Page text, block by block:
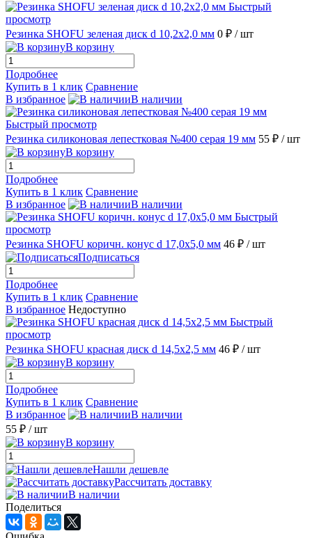
Быстрый
просмотр
Резинка SHOFU зеленая диск d 10,2х2,0 мм 0 ₽ / шт
В корзину
Подробнее
Купить в 1 клик Сравнение
В избранное
В наличии
Быстрый просмотр
Резинка силиконовая лепестковая №400 серая 19 мм 55 ₽ / шт
В корзину
Подробнее
Купить в 1 клик Сравнение
В избранное
В наличии
Быстрый
просмотр
Резинка SHOFU коричн. конус d 17,0х5,0 мм 46 ₽ / шт
Подписаться
Подробнее
Купить в 1 клик Сравнение
В избранное Недоступно
Быстрый
просмотр
Резинка SHOFU красная диск d 14,5х2,5 мм 46 ₽ / шт
В корзину
Подробнее
Купить в 1 клик Сравнение
В избранное
В наличии
55 ₽ / шт
В корзину
Нашли дешевле
Рассчитать доставку
В наличии
Поделиться